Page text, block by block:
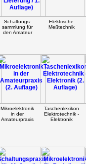
Schaltungs-
sammlung für
den Amateur
Elektrische
Meßtechnik
Mikroelektronik
in der
Amateurpraxis
Taschenlexikon
Elektrotechnik -
Elektronik